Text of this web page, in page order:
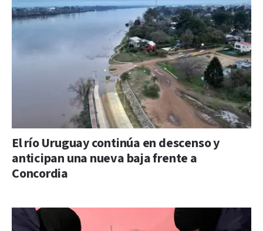
El río Uruguay continúa en descenso y
anticipan una nueva baja frente a
Concordia